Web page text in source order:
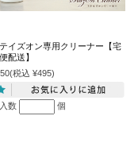
イズオン専用クリーナー【宅
配送】
(税込 ¥495)
数 個